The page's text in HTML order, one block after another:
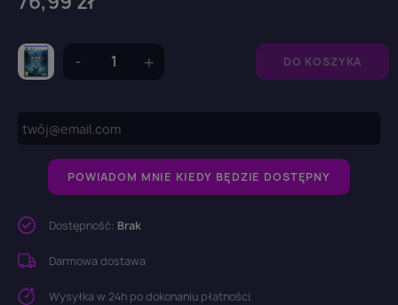
DO KOSZYKA
POWIADOM MNIE KIEDY BĘDZIE DOSTĘPNY
Dostępność: Brak
Darmowa dostawa
Wysyłka w 24h po dokonaniu płatności